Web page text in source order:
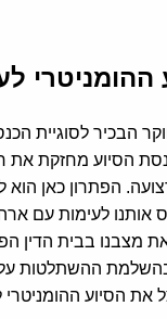
ההומניטרי
הבכיר לסוגיית
הסיוע מחזקת את
הפתרון כאן הוא
אותנו לעימות עם
מצבנו בבית הדין
ההשתלטות על
את הסיוע ההומניטרי